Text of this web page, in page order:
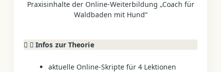
Infos zur Theorie
aktuelle Online-Skripte für 4 Lektionen